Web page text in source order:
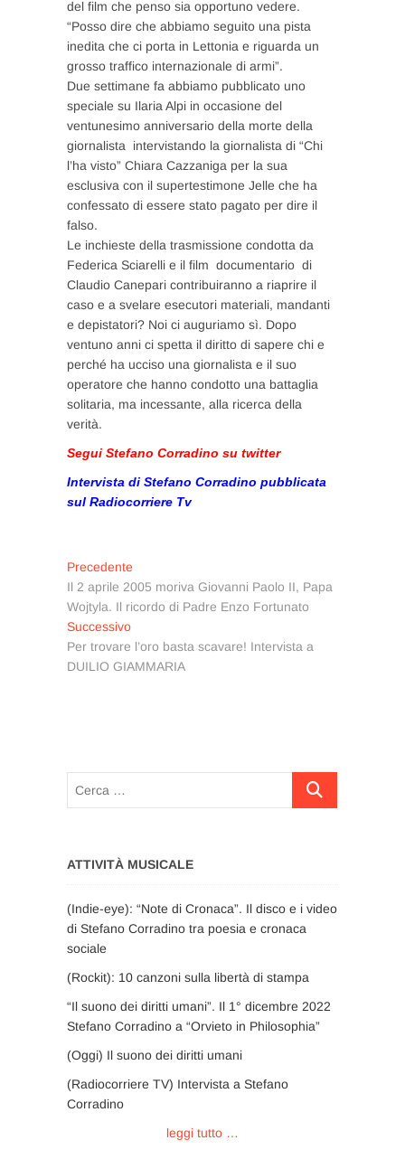
del film che penso sia opportuno vedere.
“Posso dire che abbiamo seguito una pista
inedita che ci porta in Lettonia e riguarda un
grosso traffico internazionale di armi”.
Due settimane fa abbiamo pubblicato uno
speciale su Ilaria Alpi in occasione del
ventunesimo anniversario della morte della
giornalista intervistando la giornalista di “Chi
l’ha visto” Chiara Cazzaniga per la sua
esclusiva con il supertestimone Jelle che ha
confessato di essere stato pagato per dire il
falso.
Le inchieste della trasmissione condotta da
Federica Sciarelli e il film documentario di
Claudio Canepari contribuiranno a riaprire il
caso e a svelare esecutori materiali, mandanti
e depistatori? Noi ci auguriamo sì. Dopo
ventuno anni ci spetta il diritto di sapere chi e
perché ha ucciso una giornalista e il suo
operatore che hanno condotto una battaglia
solitaria, ma incessante, alla ricerca della
verità.
Segui Stefano Corradino su twitter
Intervista di Stefano Corradino pubblicata
sul Radiocorriere Tv
Navigazione
articoli
Precedente
precedente:
Il 2 aprile 2005 moriva Giovanni Paolo II, Papa
Wojtyla. Il ricordo di Padre Enzo Fortunato
SuccessivoArticolo
successivo:
Per trovare l’oro basta scavare! Intervista a
DUILIO GIAMMARIA
Cerca
ATTIVITÀ MUSICALE
(Indie-eye): “Note di Cronaca”. Il disco e i video
di Stefano Corradino tra poesia e cronaca
sociale
(Rockit): 10 canzoni sulla libertà di stampa
“Il suono dei diritti umani”. Il 1° dicembre 2022
Stefano Corradino a “Orvieto in Philosophia”
(Oggi) Il suono dei diritti umani
(Radiocorriere TV) Intervista a Stefano
Corradino
leggi tutto …